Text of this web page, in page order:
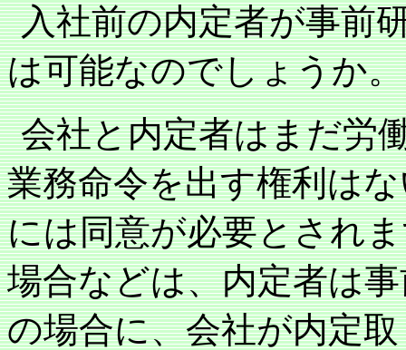
入社前の内定者が事前
は可能なのでしょうか。
会社と内定者はまだ労
業務命令を出す権利は
には同意が必要とされ
場合などは、内定者は
の場合に、会社が内定